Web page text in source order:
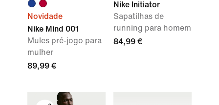
Novidade
Nike Mind 001
Mules pré-jogo para
mulher
89,99 €
Nike Initiator
Sapatilhas de
running para homem
84,99 €